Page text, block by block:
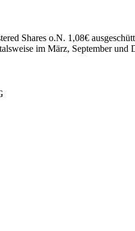
Shares o.N. 1,08€
im März, September und